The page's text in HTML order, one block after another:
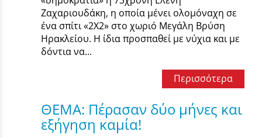
Ζαχαριουδάκη, η οποία μένει ολομόναχη σε
ένα σπίτι «2Χ2» στο χωριό Μεγάλη Βρύση
Ηρακλείου. Η ίδια προσπαθεί με νύχια και με
δόντια να...
Περισσότερα
ΘΕΜΑ: Πέρασαν δύο μήνες και
εξήγηση καμία!